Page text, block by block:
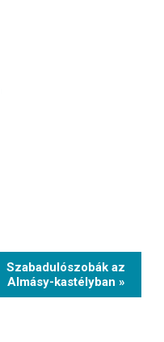
Szabadulószobák az
Almásy-kastélyban »